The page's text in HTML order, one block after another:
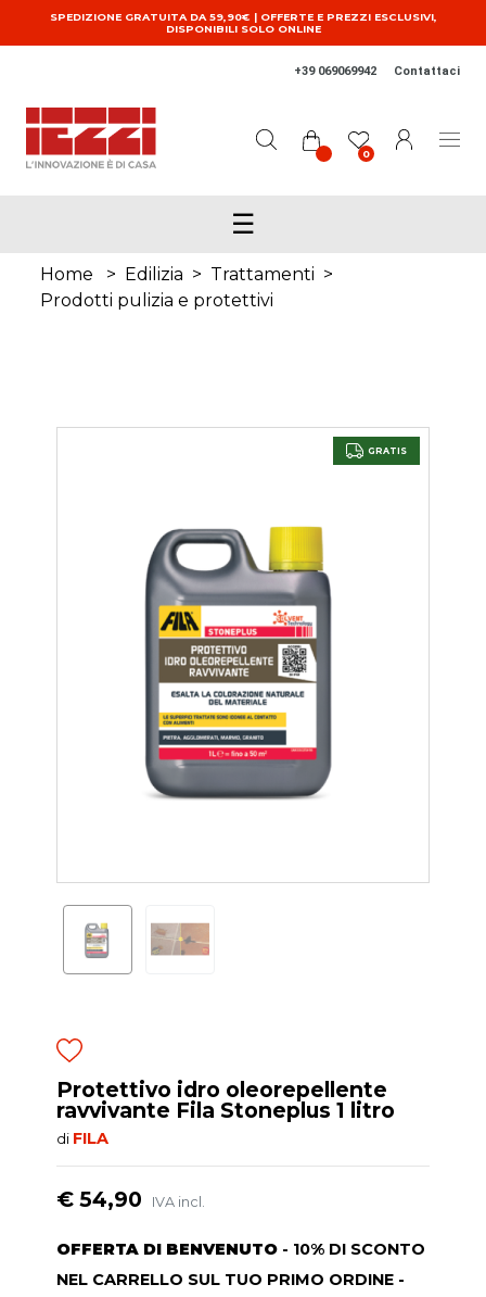
Salta al contenuto principale
SPEDIZIONE GRATUITA DA 59,90€ | OFFERTE E PREZZI ESCLUSIVI,
DISPONIBILI SOLO ONLINE
+39 069069942 Contattaci
0
☰
Home > Edilizia > Trattamenti >
Prodotti pulizia e protettivi
GRATIS
Protettivo idro oleorepellente
ravvivante Fila Stoneplus 1 litro
di FILA
€ 54,90 IVA incl.
OFFERTA DI BENVENUTO - 10% DI SCONTO
NEL CARRELLO SUL TUO PRIMO ORDINE -